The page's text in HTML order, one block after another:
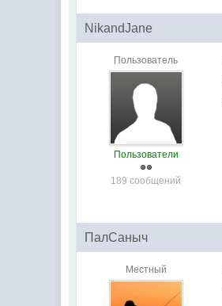
NikandJane
Пользователь
Пользователи
189 сообщений
ПалСаныч
Местный